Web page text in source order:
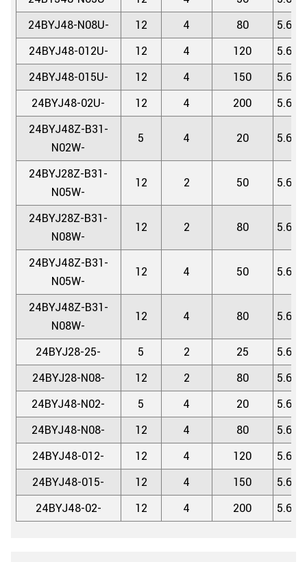
24BYJ48-N08U-
12 4 80
24BYJ48-012U-
12 4 120
24BYJ48-015U-
12 4 150
24BYJ48-02U-
12 4 200
24BYJ48Z-B31-
N02W-
5 4 20
24BYJ28Z-B31-
N05W-
12 2 50
24BYJ28Z-B31-
N08W-
12 2 80
24BYJ48Z-B31-
N05W-
12 4 50
24BYJ48Z-B31-
N08W-
12 4 80
24BYJ28-25- 5 2 25
24BYJ28-N08-
12 2 80
24BYJ48-N02-
5 4 20
24BYJ48-N08-
12 4 80
24BYJ48-012-
12 4 120
24BYJ48-015-
12 4 150
24BYJ48-02-
12 4 200